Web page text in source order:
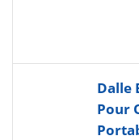
Dalle
Pour